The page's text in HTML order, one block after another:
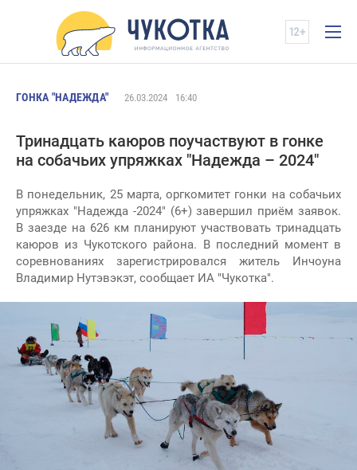
ГОНКА "НАДЕЖДА" 26.03.2024 16:40
Тринадцать каюров поучаствуют в гонке
на собачьих упряжках "Надежда – 2024"
В понедельник, 25 марта, оргкомитет гонки на собачьих
упряжках "Надежда -2024" (6+) завершил приём заявок.
В заезде на 626 км планируют участвовать тринадцать
каюров из Чукотского района. В последний момент в
соревнованиях зарегистрировался житель Инчоуна
Владимир Нутэвэкэт, сообщает ИА "Чукотка".